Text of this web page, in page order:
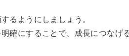
るようにしましょう。
確にすることで、成長につなげ